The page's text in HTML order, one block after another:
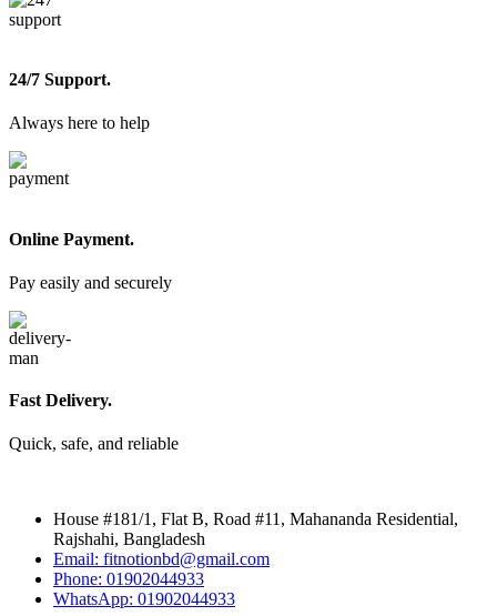
24/7 Support.
Always here to help
Online Payment.
Pay easily and securely
Fast Delivery.
Quick, safe, and reliable
House #181/1, Flat B, Road #11, Mahananda Residential,
Rajshahi, Bangladesh
Email: fitnotionbd@gmail.com
Phone: 01902044933
WhatsApp: 01902044933